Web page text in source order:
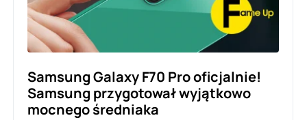
Samsung Galaxy F70 Pro oficjalnie!
Samsung przygotował wyjątkowo
mocnego średniaka